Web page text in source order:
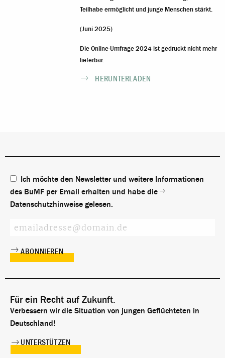
Teilhabe ermöglicht und junge Menschen stärkt.
(Juni 2025)
Die Online-Umfrage 2024 ist gedruckt nicht mehr
lieferbar.
HERUNTERLADEN
Ich möchte den Newsletter und weitere Informationen
des BuMF per Email erhalten und habe die
Datenschutzhinweise gelesen.
Für ein Recht auf Zukunft.
Verbessern wir die Situation von jungen Geflüchteten in
Deutschland!
UNTERSTÜTZEN